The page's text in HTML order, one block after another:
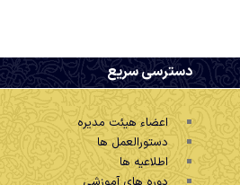
دسترسی سریع
اعضاء هیئت مدیره
دستورالعمل ها
اطلاعیه ها